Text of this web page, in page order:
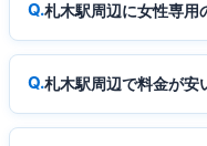
札木駅周辺に女性専用
札木駅周辺で料金が安